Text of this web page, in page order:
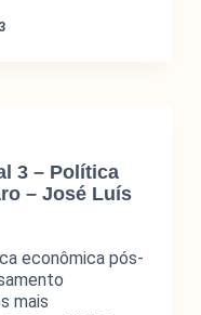
3 – Política
– José Luís
econômica pós-
mais